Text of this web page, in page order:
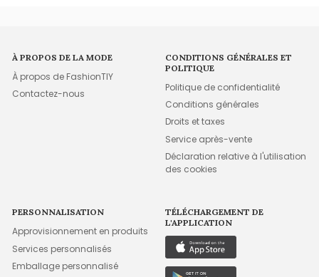
À PROPOS DE LA MODE
À propos de FashionTIY
Contactez-nous
CONDITIONS GÉNÉRALES ET
POLITIQUE
Politique de confidentialité
Conditions générales
Droits et taxes
Service après-vente
Déclaration relative à l'utilisation
des cookies
PERSONNALISATION
Approvisionnement en produits
Services personnalisés
Emballage personnalisé
TÉLÉCHARGEMENT DE
L'APPLICATION